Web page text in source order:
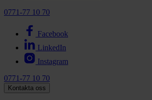
0771-77 10 70
Facebook
LinkedIn
Instagram
0771-77 10 70
Kontakta oss